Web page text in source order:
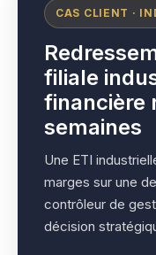
CAS CLIENT ·
filiale
financière
semaines
Une ETI
marges sur une
contrôleur de
décision